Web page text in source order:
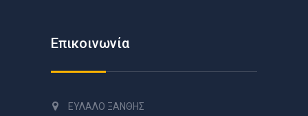
Επικοινωνία
ΕΥΛΑΛΟ ΞΑΝΘΗΣ